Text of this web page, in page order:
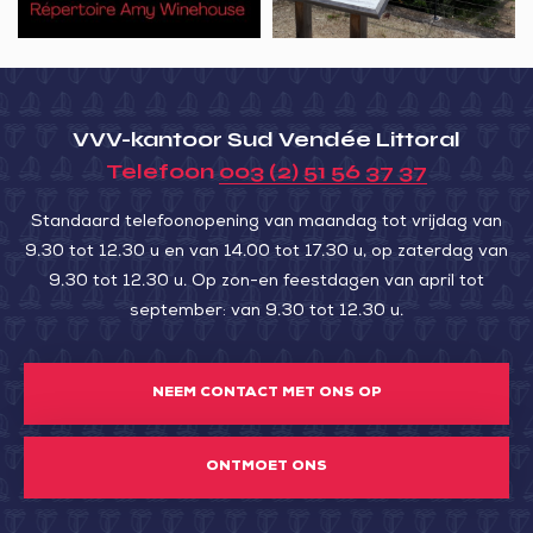
VVV-kantoor Sud Vendée Littoral
Telefoon 003 (2) 51 56 37 37
Standaard telefoonopening van maandag tot vrijdag van
9.30 tot 12.30 u en van 14.00 tot 17.30 u, op zaterdag van
9.30 tot 12.30 u. Op zon-en feestdagen van april tot
september: van 9.30 tot 12.30 u.
NEEM CONTACT MET ONS OP
ONTMOET ONS